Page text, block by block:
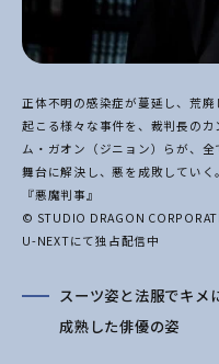
正体不明の感染症が蔓延し、荒
起こる様々な事件を、裁判長 のカ
ム・ガオン（ジニョン）らが、
舞台に解決し、悪を成敗していく。
『悪魔判事』
© STUDIO DRAGON
U-NEXTにて独占配信中
スーツ姿と法服でキメ
成熟した俳優の姿